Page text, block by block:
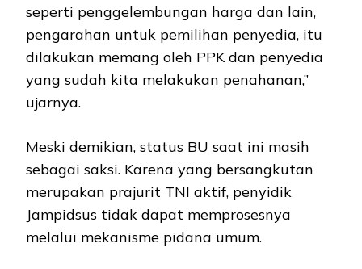
seperti penggelembungan harga dan lain,
pengarahan untuk pemilihan penyedia, itu
dilakukan memang oleh PPK dan penyedia
yang sudah kita melakukan penahanan,”
ujarnya.
Meski demikian, status BU saat ini masih
sebagai saksi. Karena yang bersangkutan
merupakan prajurit TNI aktif, penyidik
Jampidsus tidak dapat memprosesnya
melalui mekanisme pidana umum.